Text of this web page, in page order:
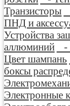
Транзисторы
ПНД и
Устройства
аллюминий
-
Цвет шампань
боксы
Электронные